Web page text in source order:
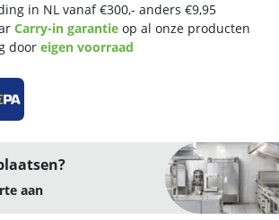
in NL vanaf €300,- anders €9,95
Carry-in garantie op al onze producten
door eigen voorraad
aan